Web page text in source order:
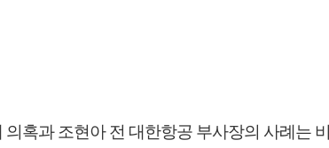
혹과 조현아 전 대한항공 부사장의 사례는